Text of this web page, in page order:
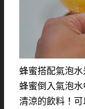
蜂蜜搭配氣泡
蜂蜜倒入氣泡
清涼的飲料！